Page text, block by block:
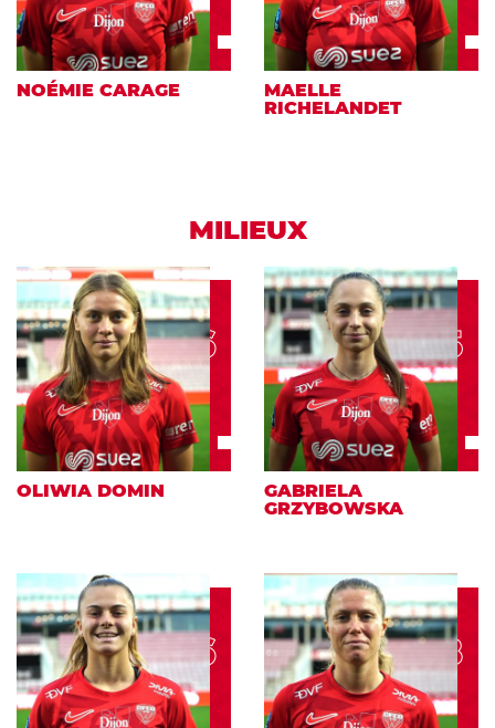
NOÉMIE CARAGE
MAELLE
RICHELANDET
MILIEUX
16
OLIWIA DOMIN
5
GABRIELA
GRZYBOWSKA
6 8